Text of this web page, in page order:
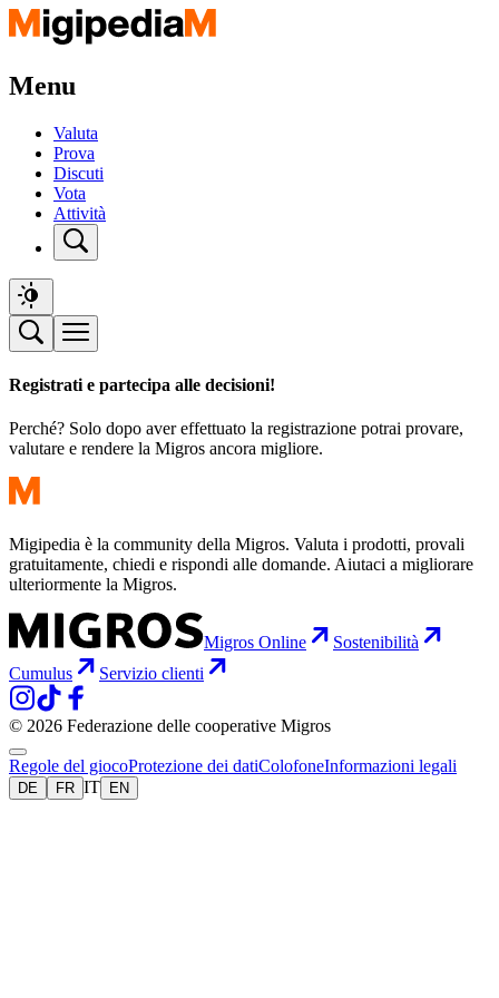
Menu
Valuta
Prova
Discuti
Vota
Attività
Registrati e partecipa alle decisioni!
Perché? Solo dopo aver effettuato la registrazione potrai provare,
valutare e rendere la Migros ancora migliore.
Migipedia è la community della Migros. Valuta i prodotti, provali
gratuitamente, chiedi e rispondi alle domande. Aiutaci a migliorare
ulteriormente la Migros.
Migros Online
Sostenibilità
Cumulus
Servizio clienti
© 2026 Federazione delle cooperative Migros
Regole del giocoProtezione dei datiColofoneInformazioni legali
DE FR IT EN